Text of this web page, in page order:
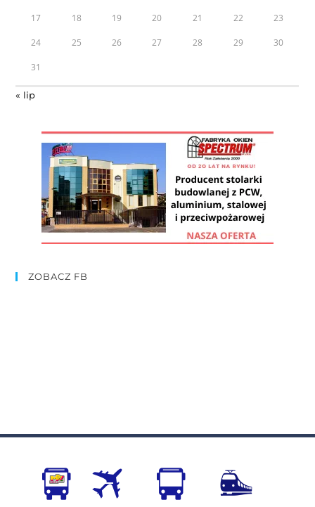
17 18 19 20 21 22 23
24 25 26 27 28 29 30
31
« lip
ZOBACZ FB